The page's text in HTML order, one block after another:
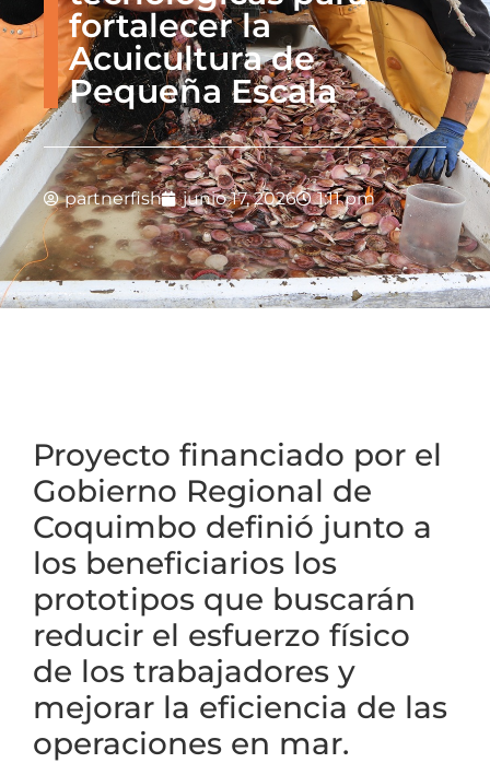
fortalecer la
Acuicultura de
Pequeña Escala
partnerfish junio 17, 2026 1:11 pm
Proyecto financiado por el
Gobierno Regional de
Coquimbo definió junto a
los beneficiarios los
prototipos que buscarán
reducir el esfuerzo físico
de los trabajadores y
mejorar la eficiencia de las
operaciones en mar.